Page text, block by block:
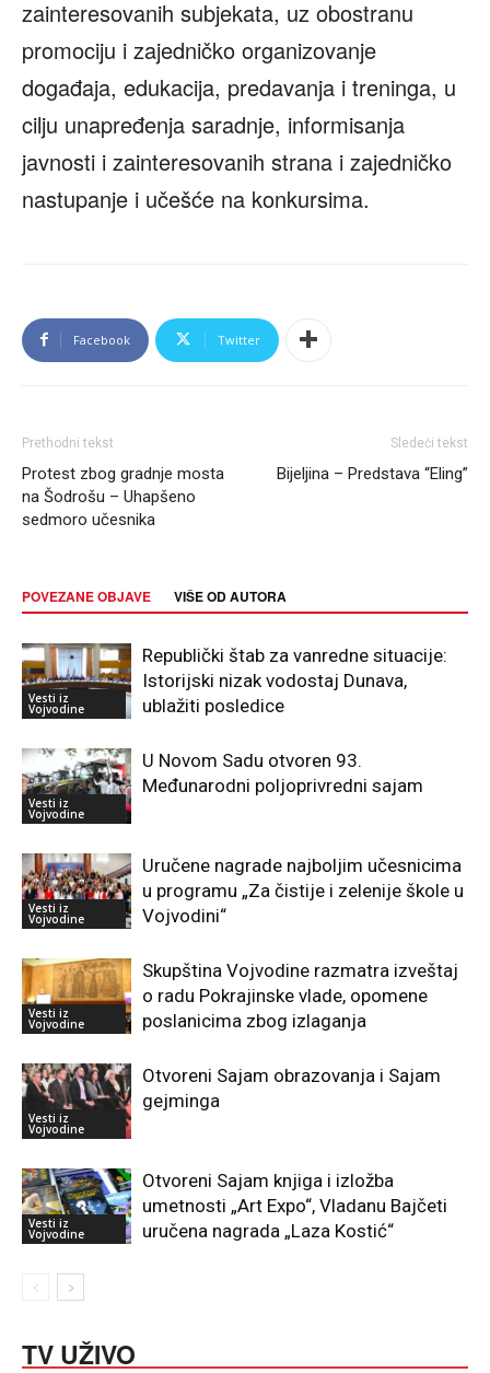
zainteresovanih subjekata, uz obostranu
promociju i zajedničko organizovanje
događaja, edukacija, predavanja i treninga, u
cilju unapređenja saradnje, informisanja
javnosti i zainteresovanih strana i zajedničko
nastupanje i učešće na konkursima.
Facebook Twitter
Prethodni tekst
Protest zbog gradnje mosta
na Šodrošu – Uhapšeno
sedmoro učesnika
Sledeći tekst
Bijeljina – Predstava “Eling”
POVEZANE OBJAVE VIŠE OD AUTORA
Vesti iz
Vojvodine
Republički štab za vanredne situacije:
Istorijski nizak vodostaj Dunava,
ublažiti posledice
Vesti iz
Vojvodine
U Novom Sadu otvoren 93.
Međunarodni poljoprivredni sajam
Vesti iz
Vojvodine
Uručene nagrade najboljim učesnicima
u programu „Za čistije i zelenije škole u
Vojvodini“
Vesti iz
Vojvodine
Skupština Vojvodine razmatra izveštaj
o radu Pokrajinske vlade, opomene
poslanicima zbog izlaganja
Vesti iz
Vojvodine
Otvoreni Sajam obrazovanja i Sajam
gejminga
Vesti iz
Vojvodine
Otvoreni Sajam knjiga i izložba
umetnosti „Art Expo“, Vladanu Bajčeti
uručena nagrada „Laza Kostić“
TV UŽIVO